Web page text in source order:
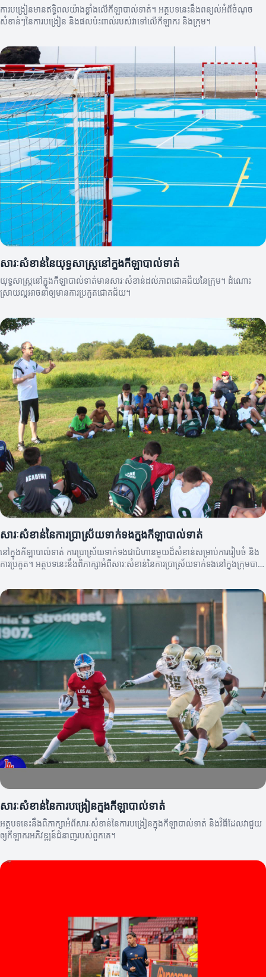
ការបង្រៀនមានឥទ្ធិពលយ៉ាងខ្លាំងលើកីឡាបាល់ទាត់។ អត្ថបទនេះនឹងពន្យល់អំពីចំណុច
សំខាន់ៗនៃការបង្រៀន និងផលប៉ះពាល់របស់វាទៅលើកីឡាករ និងក្រុម។
សារៈសំខាន់នៃយុទ្ធសាស្ត្រនៅក្នុងកីឡាបាល់ទាត់
យុទ្ធសាស្ត្រនៅក្នុងកីឡាបាល់ទាត់មានសារៈសំខាន់ដល់ភាពជោគជ័យនៃក្រុម។ ដំណោះ
ស្រាយល្អអាចនាំឲ្យមានការប្រកួតជោគជ័យ។
សារៈសំខាន់នៃការប្រាស្រ័យទាក់ទងក្នុងកីឡាបាល់ទាត់
នៅក្នុងកីឡាបាល់ទាត់ ការប្រាស្រ័យទាក់ទងជាជំហានមួយដ៏សំខាន់សម្រាប់ការរៀបចំ និង
ការប្រកួត។ អត្ថបទនេះនឹងពិភាក្សាអំពីសារៈសំខាន់នៃការប្រាស្រ័យទាក់ទងនៅក្នុងក្រុមបាល់
សារៈសំខាន់នៃការបង្រៀនក្នុងកីឡាបាល់ទាត់
អត្ថបទនេះនឹងពិភាក្សាអំពីសារៈសំខាន់នៃការបង្រៀនក្នុងកីឡាបាល់ទាត់ និងវិធីដែលវាជួយ
ឲ្យកីឡាករអភិវឌ្ឍន៍ជំនាញរបស់ពួកគេ។